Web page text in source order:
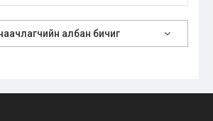
албан бичиг